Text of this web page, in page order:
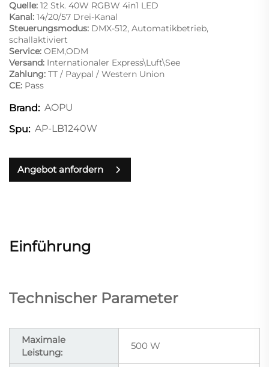
Quelle: 12 Stk. 40W RGBW 4in1 LED
Kanal: 14/20/57 Drei-Kanal
Steuerungsmodus: DMX-512, Automatikbetrieb,
schallaktiviert
Service: OEM,ODM
Versand: Internationaler Express\Luft\See
Zahlung: TT / Paypal / Western Union
CE: Pass
Brand: AOPU
Spu: AP-LB1240W
Angebot anfordern
Einführung
Technischer Parameter
Maximale
Leistung:
500 W